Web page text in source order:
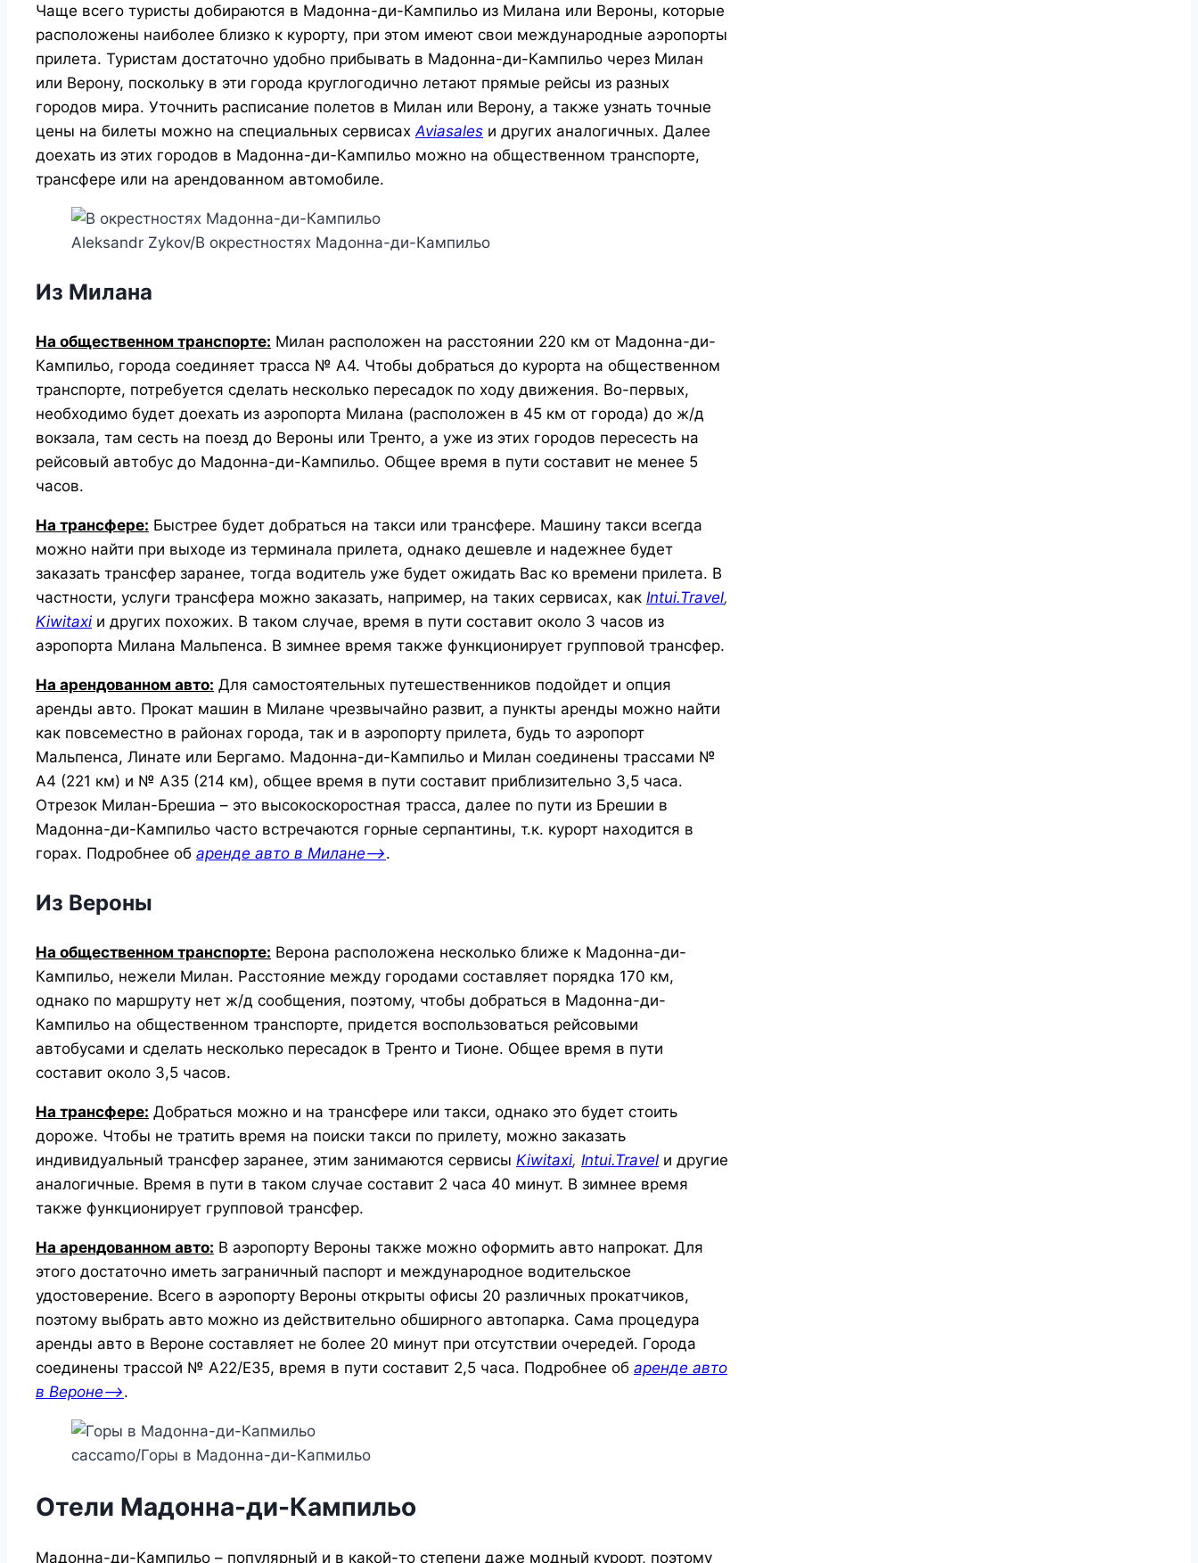
Чаще всего туристы добираются в Мадонна-ди-Кампильо из Милана или Вероны, которые
расположены наиболее близко к курорту, при этом имеют свои международные аэропорты
прилета. Туристам достаточно удобно прибывать в Мадонна-ди-Кампильо через Милан
или Верону, поскольку в эти города круглогодично летают прямые рейсы из разных
городов мира. Уточнить расписание полетов в Милан или Верону, а также узнать точные
цены на билеты можно на специальных сервисах Aviasales и других аналогичных. Далее
доехать из этих городов в Мадонна-ди-Кампильо можно на общественном транспорте,
трансфере или на арендованном автомобиле.
Aleksandr Zykov/В окрестностях Мадонна-ди-Кампильо
Из Милана
На общественном транспорте: Милан расположен на расстоянии 220 км от Мадонна-ди-
Кампильо, города соединяет трасса № А4. Чтобы добраться до курорта на общественном
транспорте, потребуется сделать несколько пересадок по ходу движения. Во-первых,
необходимо будет доехать из аэропорта Милана (расположен в 45 км от города) до ж/д
вокзала, там сесть на поезд до Вероны или Тренто, а уже из этих городов пересесть на
рейсовый автобус до Мадонна-ди-Кампильо. Общее время в пути составит не менее 5
часов.
На трансфере: Быстрее будет добраться на такси или трансфере. Машину такси всегда
можно найти при выходе из терминала прилета, однако дешевле и надежнее будет
заказать трансфер заранее, тогда водитель уже будет ожидать Вас ко времени прилета. В
частности, услуги трансфера можно заказать, например, на таких сервисах, как Intui.Travel,
Kiwitaxi и других похожих. В таком случае, время в пути составит около 3 часов из
аэропорта Милана Мальпенса. В зимнее время также функционирует групповой трансфер.
На арендованном авто: Для самостоятельных путешественников подойдет и опция
аренды авто. Прокат машин в Милане чрезвычайно развит, а пункты аренды можно найти
как повсеместно в районах города, так и в аэропорту прилета, будь то аэропорт
Мальпенса, Линате или Бергамо. Мадонна-ди-Кампильо и Милан соединены трассами №
А4 (221 км) и № А35 (214 км), общее время в пути составит приблизительно 3,5 часа.
Отрезок Милан-Брешиа – это высокоскоростная трасса, далее по пути из Брешии в
Мадонна-ди-Кампильо часто встречаются горные серпантины, т.к. курорт находится в
горах. Подробнее об аренде авто в Милане—>.
Из Вероны
На общественном транспорте: Верона расположена несколько ближе к Мадонна-ди-
Кампильо, нежели Милан. Расстояние между городами составляет порядка 170 км,
однако по маршруту нет ж/д сообщения, поэтому, чтобы добраться в Мадонна-ди-
Кампильо на общественном транспорте, придется воспользоваться рейсовыми
автобусами и сделать несколько пересадок в Тренто и Тионе. Общее время в пути
составит около 3,5 часов.
На трансфере: Добраться можно и на трансфере или такси, однако это будет стоить
дороже. Чтобы не тратить время на поиски такси по прилету, можно заказать
индивидуальный трансфер заранее, этим занимаются сервисы Kiwitaxi, Intui.Travel и другие
аналогичные. Время в пути в таком случае составит 2 часа 40 минут. В зимнее время
также функционирует групповой трансфер.
На арендованном авто: В аэропорту Вероны также можно оформить авто напрокат. Для
этого достаточно иметь заграничный паспорт и международное водительское
удостоверение. Всего в аэропорту Вероны открыты офисы 20 различных прокатчиков,
поэтому выбрать авто можно из действительно обширного автопарка. Сама процедура
аренды авто в Вероне составляет не более 20 минут при отсутствии очередей. Города
соединены трассой № А22/Е35, время в пути составит 2,5 часа. Подробнее об аренде авто
в Вероне—>.
caccamo/Горы в Мадонна-ди-Капмильо
Отели Мадонна-ди-Кампильо
Мадонна-ди-Кампильо – популярный и в какой-то степени даже модный курорт, поэтому